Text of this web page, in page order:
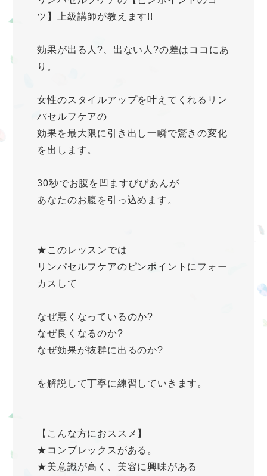
ツ】上級講師が教えます!!
効果が出る人?、出ない人?の差はココにあ
り。
女性のスタイルアップを叶えてくれるリン
パセルフケアの
効果を最大限に引き出し一瞬で驚きの変化
を出します。
30秒でお腹を凹ますびびあんが
あなたのお腹を引っ込めます。
★このレッスンでは
リンパセルフケアのピンポイントにフォー
カスして
なぜ悪くなっているのか?
なぜ良くなるのか?
なぜ効果が抜群に出るのか?
を解説して丁寧に練習していきます。
【こんな方におススメ】
★コンプレックスがある。
★美意識が高く、美容に興味がある